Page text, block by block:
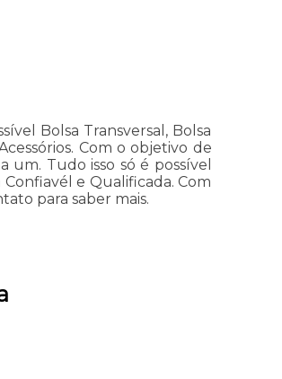
Bolsa Transversal, Bolsa
Com o objetivo de
Tudo isso só é possível
e Qualificada. Com
para saber mais.